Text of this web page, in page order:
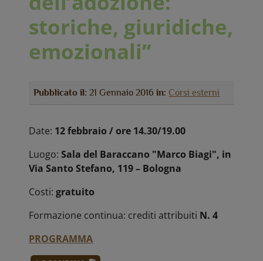
storiche, giuridiche,
emozionali”
Pubblicato il: 21 Gennaio 2016in: Corsi esterni
Date: 12 febbraio / ore 14.30/19.00
Luogo:Sala del Baraccano "Marco Biagi", in
Via Santo Stefano, 119 – Bologna
Costi: gratuito
Formazione continua: crediti attribuiti N. 4
PROGRAMMA